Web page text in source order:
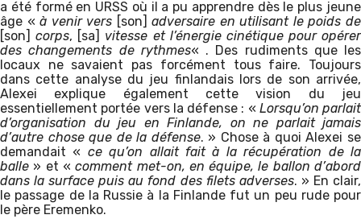
a été formé en URSS où il a pu apprendre dès le plus jeune
âge «à venir vers [son]adversaire en utilisant le poids de
[son]corps, [sa] vitesse et l’énergie cinétique pour opérer
des changements de rythmes« . Des rudiments que les
locaux ne savaient pas forcément tous faire. Toujours
dans cette analyse du jeu finlandais lors de son arrivée,
Alexei explique également cette vision du jeu
essentiellement portée vers la défense : « Lorsqu’on parlait
d’organisation du jeu en Finlande, on ne parlait jamais
d’autre chose que de la défense. » Chose à quoi Alexei se
demandait « ce qu’on allait fait à la récupération de la
balle » et «comment met-on, en équipe, le ballon d’abord
dans la surface puis au fond des filets adverses. » En clair,
le passage de la Russie à la Finlande fut un peu rude pour
le père Eremenko.